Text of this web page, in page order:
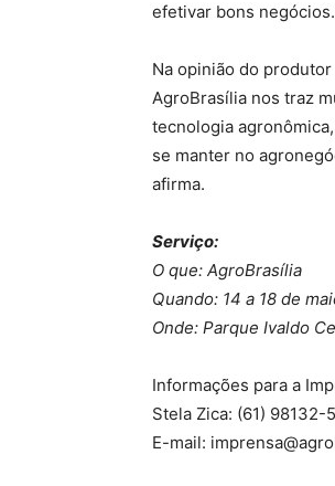
efetivar bons
Na opinião do
AgroBrasília nos traz
tecnologia
se manter no
afirma.
Serviço:
O que: AgroBrasília
Quando: 14 a 18 de
Onde: Parque Ivaldo
Informações para a
Stela Zica: (61)
E-mail: